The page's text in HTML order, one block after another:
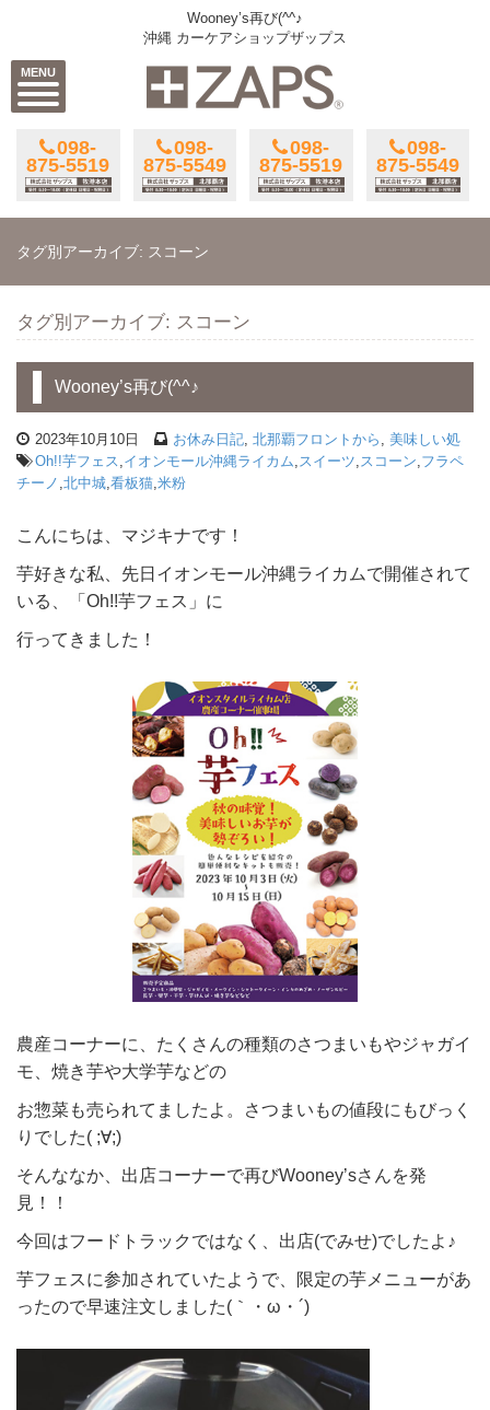
MENU
Wooney’s再び(^^♪
沖縄 カーケアショップザップス
098-
875-5519
098-
875-5549
098-
875-5519
098-
875-5549
タグ別アーカイブ: スコーン
タグ別アーカイブ: スコーン
Wooney’s再び(^^♪
2023年10月10日 お休み日記, 北那覇フロントから , 美味しい処
Oh!!芋フェス,イオンモール沖縄ライカム,スイーツ,スコーン,フラペ
チーノ ,北中城,看板猫,米粉
こんにちは、マジキナです！
芋好きな私、先日イオンモール沖縄ライカムで開催されて
いる、「Oh!!芋フェス」に
行ってきました！
農産コーナーに、たくさんの種類のさつまいもやジャガイ
モ、焼き芋や大学芋などの
お惣菜も売られてましたよ。さつまいもの値段にもびっく
りでした( ;∀;)
そんななか、出店コーナーで再びWooney’sさんを発
見！！
今回はフードトラックではなく、出店(でみせ)でしたよ♪
芋フェスに参加されていたようで、限定の芋メニューがあ
ったので早速注文しました(｀・ω・´)